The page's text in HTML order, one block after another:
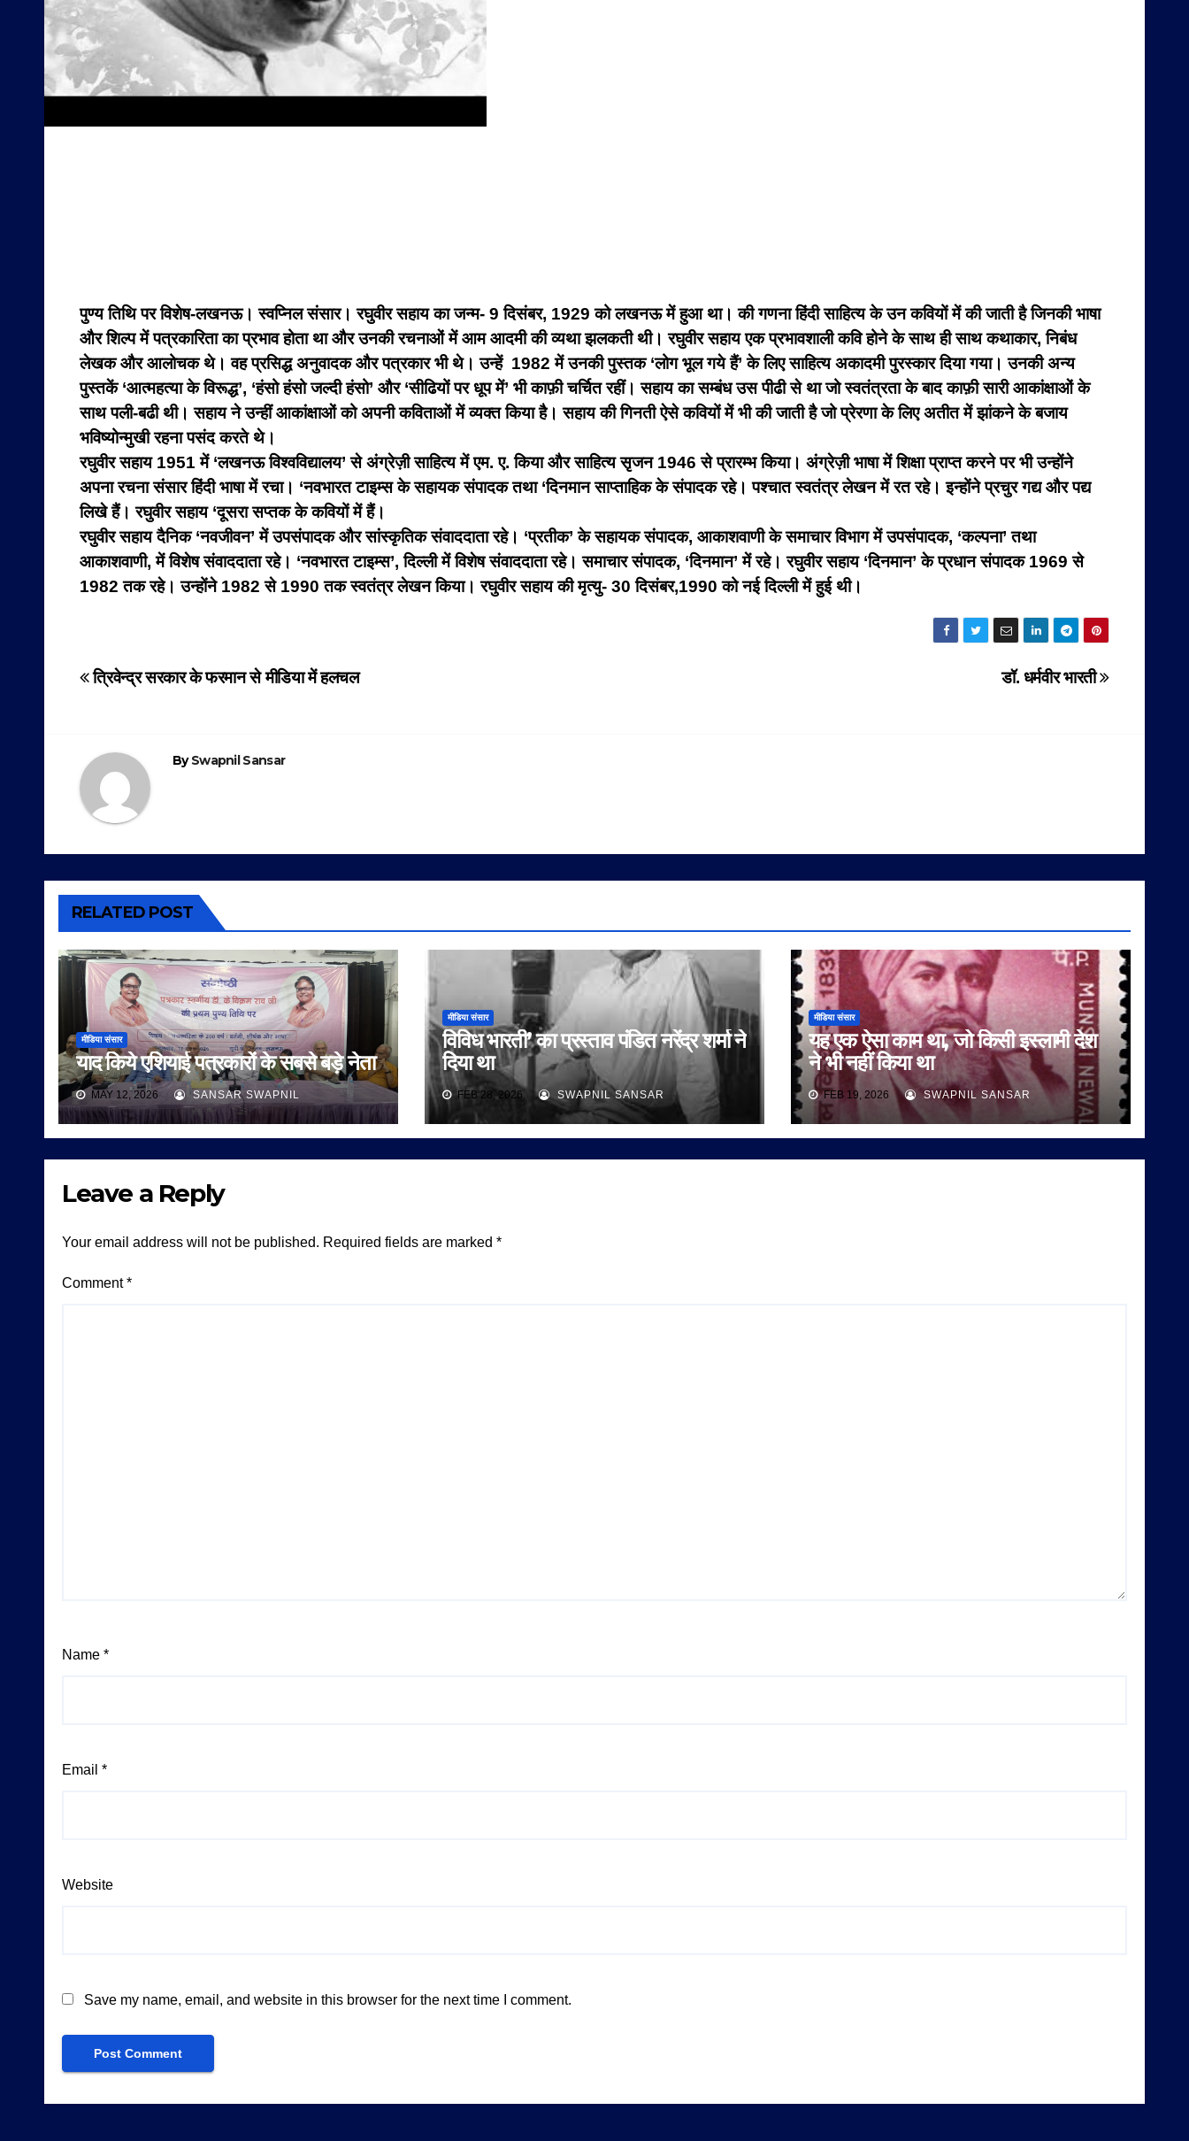
पुण्य तिथि पर विशेष-लखनऊ। स्वप्निल संसार। रघुवीर सहाय का जन्म- 9 दिसंबर, 1929 को लखनऊ में हुआ था। की गणना हिंदी साहित्य के उन कवियों में की जाती है जिनकी भाषा
और शिल्प में पत्रकारिता का प्रभाव होता था और उनकी रचनाओं में आम आदमी की व्यथा झलकती थी। रघुवीर सहाय एक प्रभावशाली कवि होने के साथ ही साथ कथाकार, निबंध
लेखक और आलोचक थे। वह प्रसिद्ध अनुवादक और पत्रकार भी थे। उन्हें 1982 में उनकी पुस्तक ‘लोग भूल गये हैं’ के लिए साहित्य अकादमी पुरस्कार दिया गया। उनकी अन्य
पुस्तकें ‘आत्महत्या के विरूद्ध’, ‘हंसो हंसो जल्दी हंसो’ और ‘सीढियों पर धूप में’ भी काफ़ी चर्चित रहीं। सहाय का सम्बंध उस पीढी से था जो स्वतंत्रता के बाद काफ़ी सारी आकांक्षाओं के
साथ पली-बढी थी। सहाय ने उन्हीं आकांक्षाओं को अपनी कविताओं में व्यक्त किया है। सहाय की गिनती ऐसे कवियों में भी की जाती है जो प्रेरणा के लिए अतीत में झांकने के बजाय
भविष्योन्मुखी रहना पसंद करते थे।
रघुवीर सहाय 1951 में ‘लखनऊ विश्वविद्यालय’ से अंग्रेज़ी साहित्य में एम. ए. किया और साहित्य सृजन 1946 से प्रारम्भ किया। अंग्रेज़ी भाषा में शिक्षा प्राप्त करने पर भी उन्होंने
अपना रचना संसार हिंदी भाषा में रचा। ‘नवभारत टाइम्स के सहायक संपादक तथा ‘दिनमान साप्ताहिक के संपादक रहे। पश्चात स्वतंत्र लेखन में रत रहे। इन्होंने प्रचुर गद्य और पद्य
लिखे हैं। रघुवीर सहाय ‘दूसरा सप्तक के कवियों में हैं।
रघुवीर सहाय दैनिक ‘नवजीवन’ में उपसंपादक और सांस्कृतिक संवाददाता रहे। ‘प्रतीक’ के सहायक संपादक, आकाशवाणी के समाचार विभाग में उपसंपादक, ‘कल्पना’ तथा
आकाशवाणी, में विशेष संवाददाता रहे। ‘नवभारत टाइम्स’, दिल्ली में विशेष संवाददाता रहे। समाचार संपादक, ‘दिनमान’ में रहे। रघुवीर सहाय ‘दिनमान’ के प्रधान संपादक 1969 से
1982 तक रहे। उन्होंने 1982 से 1990 तक स्वतंत्र लेखन किया। रघुवीर सहाय की मृत्यु- 30 दिसंबर,1990 को नई दिल्ली में हुई थी।
Post
डॉ. धर्मवीर भारती
त्रिवेन्द्र सरकार के फरमान से मीडिया में हलचल
BySwapnil Sansar
RELATED POST
मीडिया संसार
याद किये एशियाई पत्रकारों के सबसे बड़े नेता
MAY 12, 2026 SANSAR SWAPNIL
मीडिया संसार
विविध भारती’ का प्रस्ताव पंडित नरेंद्र शर्मा ने
दिया था
FEB 28, 2026 SWAPNIL SANSAR
मीडिया संसार
यह एक ऐसा काम था, जो किसी इस्लामी देश
ने भी नहीं किया था
FEB 19, 2026 SWAPNIL SANSAR
Leave a Reply
Your email address will not be published. Required fields are marked *
Comment*
Name *
Email *
Website
Save my name, email, and website in this browser for the next time I comment.